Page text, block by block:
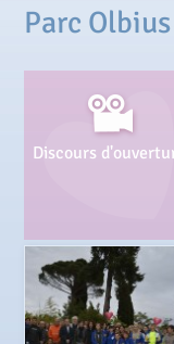
Parc
Discours